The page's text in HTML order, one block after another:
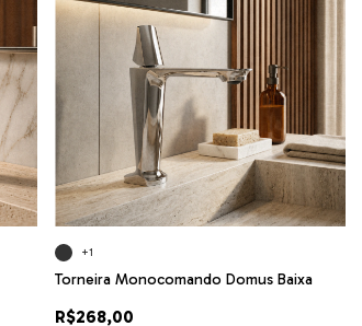
Torneira Monocomando Domus Baixa
R$268,00
+1